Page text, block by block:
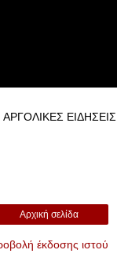
ΑΡΓΟΛΙΚΕΣ ΕΙΔΗΣΕΙΣ
Αρχική σελίδα
έκδοσης ιστού